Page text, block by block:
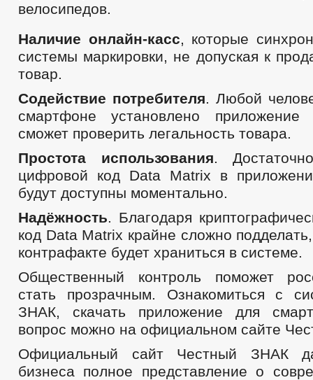
велосипедов.
Наличие онлайн-касс, которые
системы маркировки, не допуская к
товар.
Содействие потребителя. Любой
смартфоне установлено
сможет проверить легальность товара.
Простота использования.
цифровой код Data Matrix в
будут доступны моментально.
Надёжность. Благодаря
код Data Matrix крайне сложно
контрафакте будет храниться в системе.
Общественный контроль поможет
стать прозрачным. Ознакомиться с
ЗНАК, скачать приложение для
вопрос можно на официальном сайте
Официальный сайт Честный ЗНАК
бизнеса полное представление о